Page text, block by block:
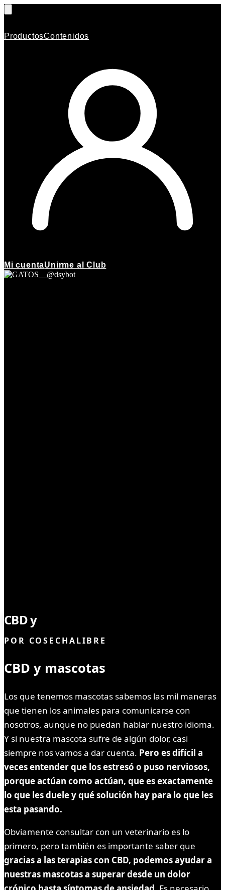
ProductosContenidos
Mi cuentaUnirme al Club
CBD y
POR COSECHALIBRE
CBD y mascotas
Los que tenemos mascotas sabemos las mil maneras
que tienen los animales para comunicarse con
nosotros, aunque no puedan hablar nuestro idioma.
Y si nuestra mascota sufre de algún dolor, casi
siempre nos vamos a dar cuenta. Pero es difícil a
veces entender que los estresó o puso nerviosos,
porque actúan como actúan, que es exactamente
lo que les duele y qué solución hay para lo que les
esta pasando.
Obviamente consultar con un veterinario es lo
primero, pero también es importante saber que
gracias a las terapias con CBD, podemos ayudar a
nuestras mascotas a superar desde un dolor